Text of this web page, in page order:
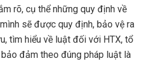
rõ, cụ thể những quy định về
sẽ được quy định, bảo vệ ra
tìm hiểu về luật đối với HTX, tổ
đảm theo đúng pháp luật là